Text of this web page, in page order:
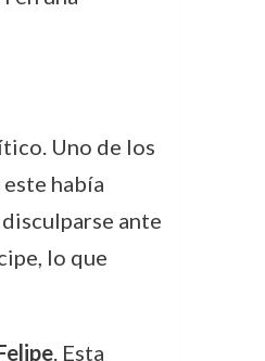
Uno de los
había
ante
lo que
. Esta